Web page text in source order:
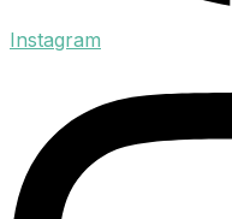
Instagram